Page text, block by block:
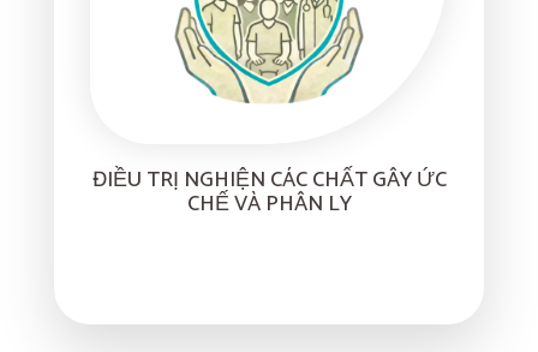
ĐIỀU TRỊ NGHIỆN CÁC CHẤT GÂY ỨC
CHẾ VÀ PHÂN LY